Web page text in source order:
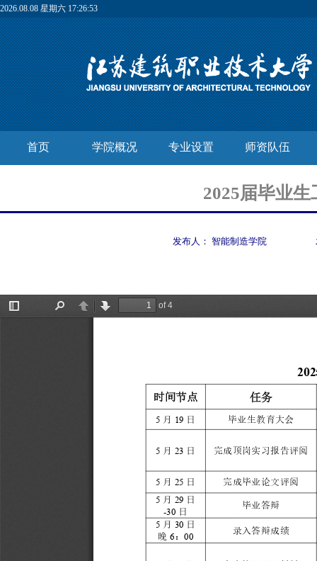
2026.08.08 星期六 17:26:54
首页 学院概况 专业设置 师资队伍
2025届毕业
发布人： 智能制造学院